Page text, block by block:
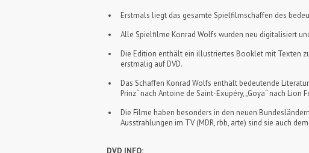
Erstmals liegt das gesamte Spielfilmschaffen des
Alle Spielfilme Konrad Wolfs wurden neu digitalisiert
Die Edition enthält ein illustriertes Booklet mit Texten
erstmalig auf DVD.
Das Schaffen Konrad Wolfs enthält bedeutende
Prinz“ nach Antoine de Saint-Exupéry, „Goya“ nach Lion
Die Filme haben besonders in den neuen
Ausstrahlungen im TV (MDR, rbb, arte) sind sie auch
DVD INFO: